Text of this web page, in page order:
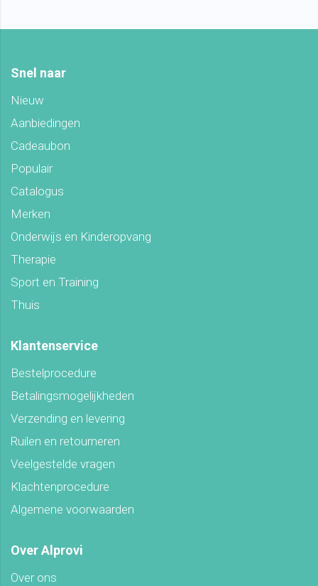
Snel naar
Nieuw
Aanbiedingen
Cadeaubon
Populair
Catalogus
Merken
Onderwijs en Kinderopvang
Therapie
Sport en Training
Thuis
Klantenservice
Bestelprocedure
Betalingsmogelijkheden
Verzending en levering
Ruilen en retourneren
Veelgestelde vragen
Klachtenprocedure
Algemene voorwaarden
Over Alprovi
Over ons